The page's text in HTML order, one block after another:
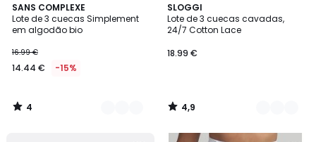
SANS COMPLEXE
Lote de 3 cuecas Simplement
em algodão bio
16.99 €
14.44 € -15%
4
/
5
3
Cores
4
/
SLOGGI
Lote de 3 cuecas cavadas,
24/7 Cotton Lace
18.99 €
4,9
/ 5
2
Cores
4,9
/